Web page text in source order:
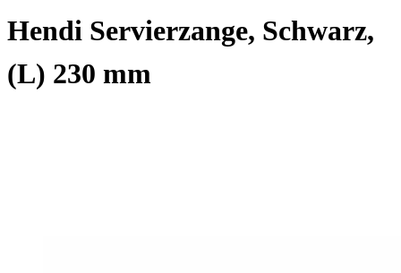
Hendi Servierzange, Schwarz,
(L) 230 mm